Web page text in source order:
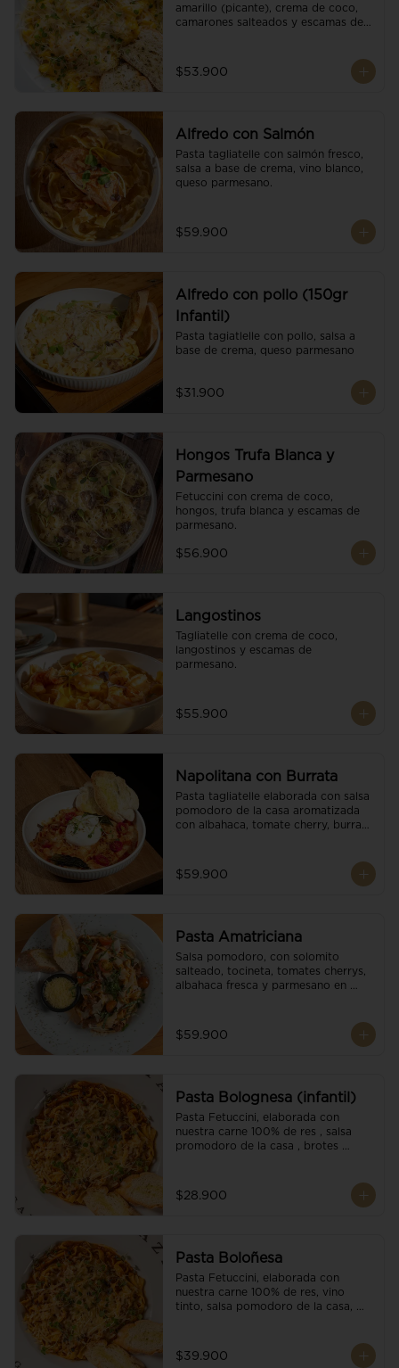
amarillo (picante), crema de coco,
camarones salteados y escamas de
$53.900
Alfredo con Salmón
Pasta tagliatelle con salmón fresco,
salsa a base de crema, vino blanco,
queso parmesano.
$59.900
Alfredo con pollo (150gr
Infantil)
Pasta tagiatlelle con pollo, salsa a
base de crema, queso parmesano
$31.900
Hongos Trufa Blanca y
Parmesano
Fetuccini con crema de coco,
hongos, trufa blanca y escamas de
parmesano.
$56.900
Langostinos
Tagliatelle con crema de coco,
langostinos y escamas de
parmesano.
$55.900
Napolitana con Burrata
Pasta tagliatelle elaborada con salsa
pomodoro de la casa aromatizada
con albahaca, tomate cherry, burrata
$59.900
Pasta Amatriciana
Salsa pomodoro, con solomito
salteado, tocineta, tomates cherrys,
albahaca fresca y parmesano en
$59.900
Pasta Bolognesa (infantil)
Pasta Fetuccini, elaborada con
nuestra carne 100% de res , salsa
promodoro de la casa , brotes
$28.900
Pasta Boloñesa
Pasta Fetuccini, elaborada con
nuestra carne 100% de res, vino
tinto, salsa pomodoro de la casa,
$39.900